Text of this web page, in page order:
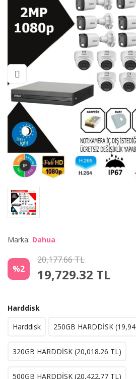
Marka: Dahua
%2
20,177.66 TL
19,729.32 TL
Harddisk
Harddisk
250GB HARDDİSK (
320GB HARDDİSK (20,018.26 TL)
500GB HARDDİSK (20,422.77 TL)